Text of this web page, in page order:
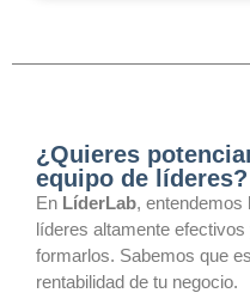
¿Quieres
equipo de líderes?
En LíderLab, entendemos
líderes altamente
formarlos. Sabemos que
rentabilidad de tu negocio.